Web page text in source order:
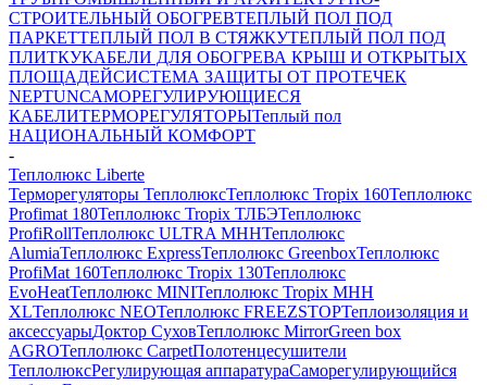
СТРОИТЕЛЬНЫЙ ОБОГРЕВТЕПЛЫЙ ПОЛ ПОД
ПАРКЕТТЕПЛЫЙ ПОЛ В СТЯЖКУТЕПЛЫЙ ПОЛ ПОД
ПЛИТКУКАБЕЛИ ДЛЯ ОБОГРЕВА КРЫШ И ОТКРЫТЫХ
ПЛОЩАДЕЙСИСТЕМА ЗАЩИТЫ ОТ ПРОТЕЧЕК
NEPTUNСАМОРЕГУЛИРУЮЩИЕСЯ
КАБЕЛИТЕРМОРЕГУЛЯТОРЫТеплый пол
НАЦИОНАЛЬНЫЙ КОМФОРТ
-
Теплолюкс Liberte
Терморегуляторы ТеплолюксТеплолюкс Tropix 160Теплолюкс
Profimat 180Теплолюкс Tropix ТЛБЭТеплолюкс
ProfiRollТеплолюкс ULTRA МННТеплолюкс
AlumiaТеплолюкс ExpressТеплолюкс GreenboxТеплолюкс
ProfiMat 160Теплолюкс Tropix 130Теплолюкс
EvoHeatТеплолюкс MINIТеплолюкс Tropix МНН
XLТеплолюкс NEOТеплолюкс FREEZSTOPТеплоизоляция и
аксессуарыДоктор СуховТеплолюкс MirrorGreen box
AGROТеплолюкс CarpetПолотенцесушители
ТеплолюксРегулирующая аппаратураCаморегулирующийся